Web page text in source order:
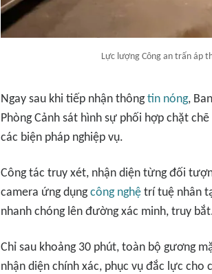
Lực lượng Công an trấn áp
Ngay sau khi tiếp nhận thôngtin nóng,
Phòng Cảnh sát hình sự phối hợp chặt
các biện pháp nghiệp vụ.
Công tác truy xét, nhận diện từng đối
camera ứng dụngcông nghệ trí tuệ nhân
nhanh chóng lên đường xác minh, truy
Chỉ sau khoảng 30 phút, toàn bộ gương
nhận diện chính xác, phục vụ đắc lực cho